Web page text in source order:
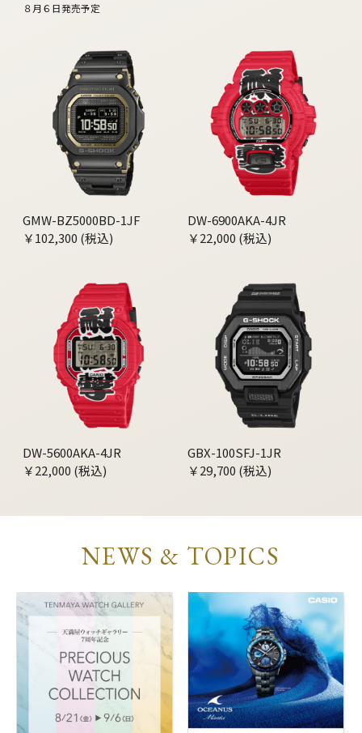
８月６日発売予定
GMW-BZ5000BD-1JF
￥102,300 (税込)
DW-6900AKA-4JR
￥22,000 (税込)
DW-5600AKA-4JR
￥22,000 (税込)
GBX-100SFJ-1JR
￥29,700 (税込)
NEWS & TOPICS